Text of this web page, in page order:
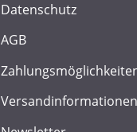
Datenschutz
AGB
Versandinformationen